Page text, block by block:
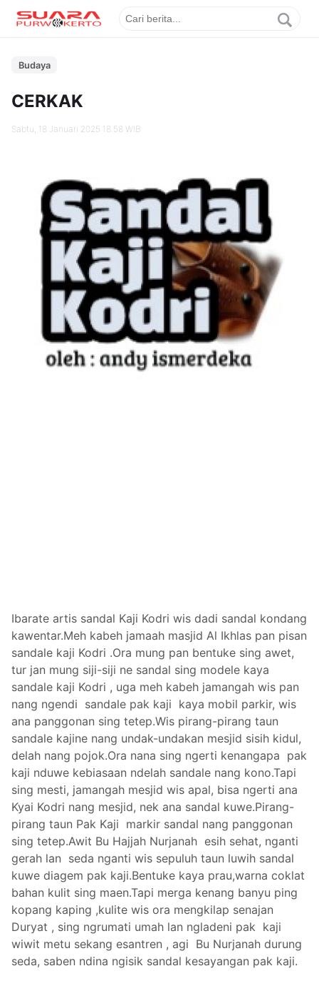
Budaya
CERKAK
Sabtu, 18 Januari 2025 18.58 WIB
Ibarate artis sandal Kaji Kodri wis dadi sandal kondang
kawentar.Meh kabeh jamaah masjid Al Ikhlas pan pisan
sandale kaji Kodri .Ora mung pan bentuke sing awet,
tur jan mung siji-siji ne sandal sing modele kaya
sandale kaji Kodri , uga meh kabeh jamangah wis pan
nang ngendi sandale pak kaji kaya mobil parkir, wis
ana panggonan sing tetep.Wis pirang-pirang taun
sandale kajine nang undak-undakan mesjid sisih kidul,
delah nang pojok.Ora nana sing ngerti kenangapa pak
kaji nduwe kebiasaan ndelah sandale nang kono.Tapi
sing mesti, jamangah mesjid wis apal, bisa ngerti ana
Kyai Kodri nang mesjid, nek ana sandal kuwe.Pirang-
pirang taun Pak Kaji markir sandal nang panggonan
sing tetep.Awit Bu Hajjah Nurjanah esih sehat, nganti
gerah lan seda nganti wis sepuluh taun luwih sandal
kuwe diagem pak kaji.Bentuke kaya prau,warna coklat
bahan kulit sing maen.Tapi merga kenang banyu ping
kopang kaping ,kulite wis ora mengkilap senajan
Duryat , sing ngrumati umah lan ngladeni pak kaji
wiwit metu sekang esantren , agi Bu Nurjanah durung
seda, saben ndina ngisik sandal kesayangan pak kaji.